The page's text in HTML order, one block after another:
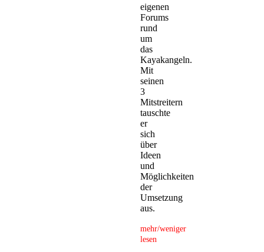
eigenen
Forums
rund
um
das
Kayakangeln.
Mit
seinen
3
Mitstreitern
tauschte
er
sich
über
Ideen
und
Möglichkeiten
der
Umsetzung
aus.
mehr/weniger
lesen